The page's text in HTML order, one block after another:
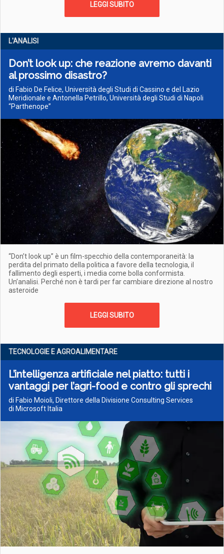
LEGGI SUBITO
L'ANALISI
Don’t look up: che reazione avremo davanti
al prossimo disastro?
di Fabio De Felice, Università degli Studi di Cassino e del Lazio
Meridionale e Antonella Petrillo, Università degli Studi di Napoli
“Parthenope”
“Don’t look up” è un film-specchio della contemporaneità: la
perdita del primato della politica a favore della tecnologia, il
fallimento degli esperti, i media come bolla conformista.
Un’analisi. Perché non è tardi per far cambiare direzione al nostro
asteroide
LEGGI SUBITO
TECNOLOGIE E AGROALIMENTARE
L’intelligenza artificiale nel piatto: tutti i
vantaggi per l’agri-food e contro gli sprechi
di Fabio Moioli, Direttore della Divisione Consulting Services
di Microsoft Italia